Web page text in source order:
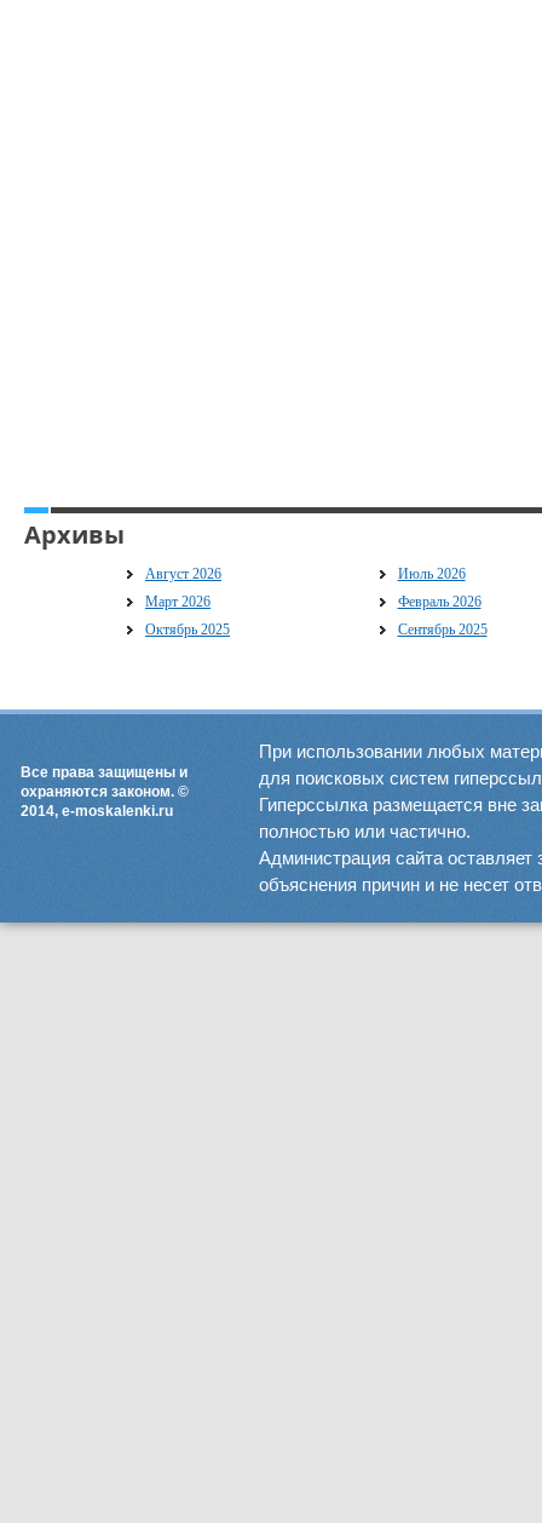
Архивы
Август 2026
Июль 2026
Март 2026
Февраль 2026
Октябрь 2025
Сентябрь 2025
Все права защищены и
охраняются законом. ©
2014, e-moskalenki.ru
При использовании любых
для поисковых систем
Гиперссылка размещается вне
полностью или частично.
Администрация сайта оставляет
объяснения причин и не несет